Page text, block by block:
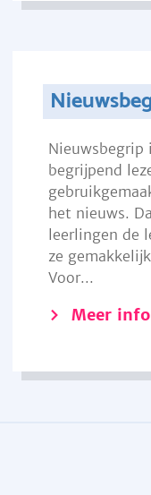
Nieuwsbegrip
begrijpend
het nieuws.
leerlingen de
ze
Voor...
Meer